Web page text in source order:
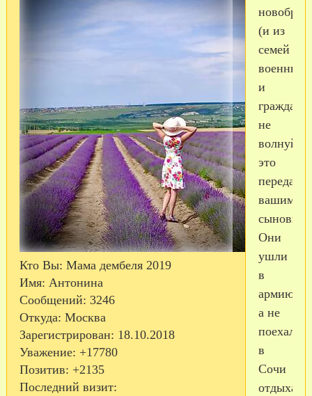
Кто Вы: Мама дембеля 2019
Имя: Антонина
Сообщений: 3246
Откуда: Москва
Зарегистрирован: 18.10.2018
Уважение: +17780
Позитив: +2135
Последний визит:
(и из
семей
военных
и
не
это
вашим
Они
ушли
в
армию,
а не
поехали
в
Сочи
отдыхать.